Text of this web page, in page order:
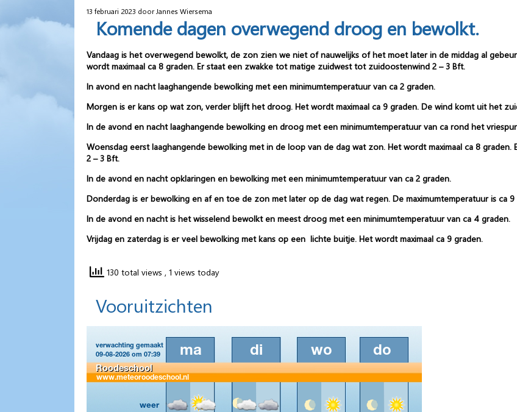
13 februari 2023 door Jannes Wiersema
Komende dagen overwegend droog en bewolkt.
Vandaag is het overwegend bewolkt, de zon zien we niet of nauwelijks of het moet later in de middag al
wordt maximaal ca 8 graden. Er staat een zwakke tot matige zuidwest tot zuidoostenwind 2 – 3 Bft.
In avond en nacht laaghangende bewolking met een minimumtemperatuur van ca 2 graden.
Morgen is er kans op wat zon, verder blijft het droog. Het wordt maximaal ca 9 graden. De wind komt uit het
In de avond en nacht laaghangende bewolking en droog met een minimumtemperatuur van ca rond het
Woensdag eerst laaghangende bewolking met in de loop van de dag wat zon. Het wordt maximaal ca 8
2 – 3 Bft.
In de avond en nacht opklaringen en bewolking met een minimumtemperatuur van ca 2 graden.
Donderdag is er bewolking en af en toe de zon met later op de dag wat regen. De maximumtemperatuur is ca
In de avond en nacht is het wisselend bewolkt en meest droog met een minimumtemperatuur van ca 4 graden.
Vrijdag en zaterdag is er veel bewolking met kans op een lichte buitje. Het wordt maximaal ca 9 graden.
130 total views , 1 views today
Vooruitzichten